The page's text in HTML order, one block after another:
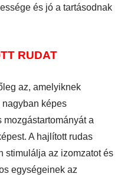
és jó a tartásodnak
RUDAT
az, amelyiknek
képes
a
A hajlított rudas
stimulálja az izomzatot és
egységeinek az